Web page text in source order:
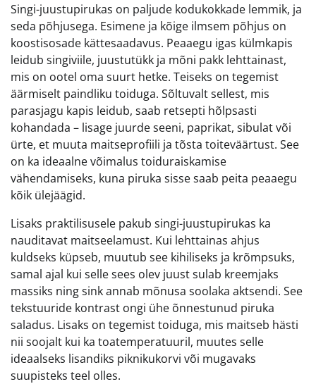
Singi-juustupirukas on paljude kodukokkade lemmik, ja
seda põhjusega. Esimene ja kõige ilmsem põhjus on
koostisosade kättesaadavus. Peaaegu igas külmkapis
leidub singiviile, juustutükk ja mõni pakk lehttainast,
mis on ootel oma suurt hetke. Teiseks on tegemist
äärmiselt paindliku toiduga. Sõltuvalt sellest, mis
parasjagu kapis leidub, saab retsepti hõlpsasti
kohandada – lisage juurde seeni, paprikat, sibulat või
ürte, et muuta maitseprofiili ja tõsta toiteväärtust. See
on ka ideaalne võimalus toiduraiskamise
vähendamiseks, kuna piruka sisse saab peita peaaegu
kõik ülejäägid.
Lisaks praktilisusele pakub singi-juustupirukas ka
nauditavat maitseelamust. Kui lehttainas ahjus
kuldseks küpseb, muutub see kihiliseks ja krõmpsuks,
samal ajal kui selle sees olev juust sulab kreemjaks
massiks ning sink annab mõnusa soolaka aktsendi. See
tekstuuride kontrast ongi ühe õnnestunud piruka
saladus. Lisaks on tegemist toiduga, mis maitseb hästi
nii soojalt kui ka toatemperatuuril, muutes selle
ideaalseks lisandiks piknikukorvi või mugavaks
suupisteks teel olles.